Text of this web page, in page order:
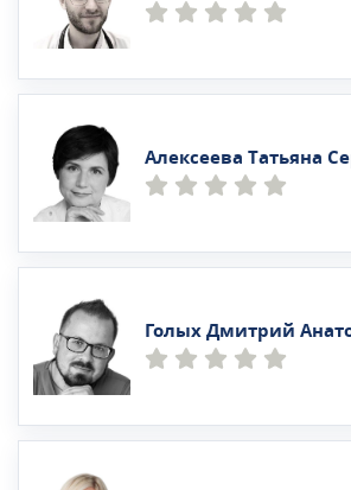
Алексеева Татьяна
Голых Дмитрий